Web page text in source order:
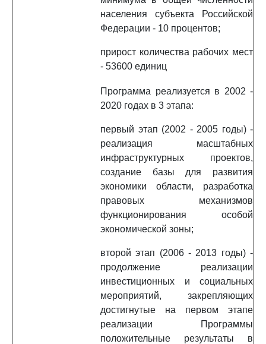
населения субъекта Российской
Федерации - 10 процентов;
прирост количества рабочих мест
- 53600 единиц
Программа реализуется в 2002 -
2020 годах в 3 этапа:
первый этап (2002 - 2005 годы) -
реализация масштабных
инфраструктурных проектов,
создание базы для развития
экономики области, разработка
правовых механизмов
функционирования особой
экономической зоны;
второй этап (2006 - 2013 годы) -
продолжение реализации
инвестиционных и социальных
мероприятий, закрепляющих
достигнутые на первом этапе
реализации Программы
положительные результаты в